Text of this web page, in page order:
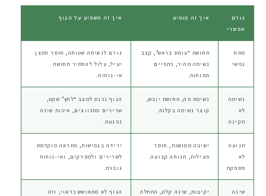
גורם
אפשרי
איך זה מופיע איך זה משפיע על הגוף
מתח
נפשי
תחושת “עומס בראש”, קצב
נשימה מהיר, כתפיים
מתוחות.
גורם לנשימה שטוחה, חוסר חמצן
יעיל, עלול להחמיר תחושת
אי-נוחות.
נשימה
לא
תקינה
נשימת פה, תחושת יובש,
קוצר נשימה בקלות.
הגוף נכנס למצב “לחץ” שקט,
שרירים מתכווצים, איכות שינה
נפגעת.
תנועה
לא
מספקת
ישיבה ממושכת, חוסר
פעילות, תנוחה קבועה.
ירידה בגמישות, התראה מוקדמת
לשרירים ולמפרקים, ואי-נוחות
גוברת.
שינה
יקיצות, שינה קלה, התחלה
הגוף לא מתאושש כראוי, וזה